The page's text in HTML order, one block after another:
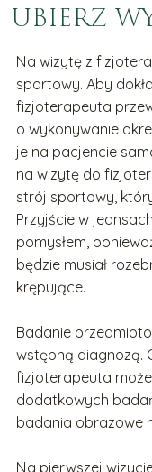
UBIERZ
Na wizytę z
sportowy. Aby
fizjoterapeuta
o wykonywanie
je na pacjencie
na wizytę do
strój sportowy,
Przyjście w
pomysłem,
będzie musiał
krępujące.
Badanie
wstępną diagnozą.
fizjoterapeuta
dodatkowych
badania obrazowe
Na pierwszej